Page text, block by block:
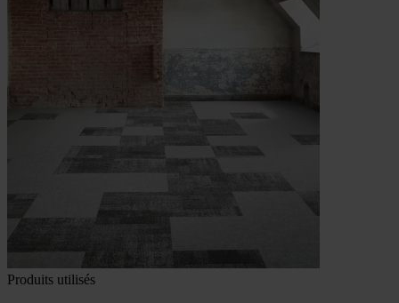
Produits utilisés